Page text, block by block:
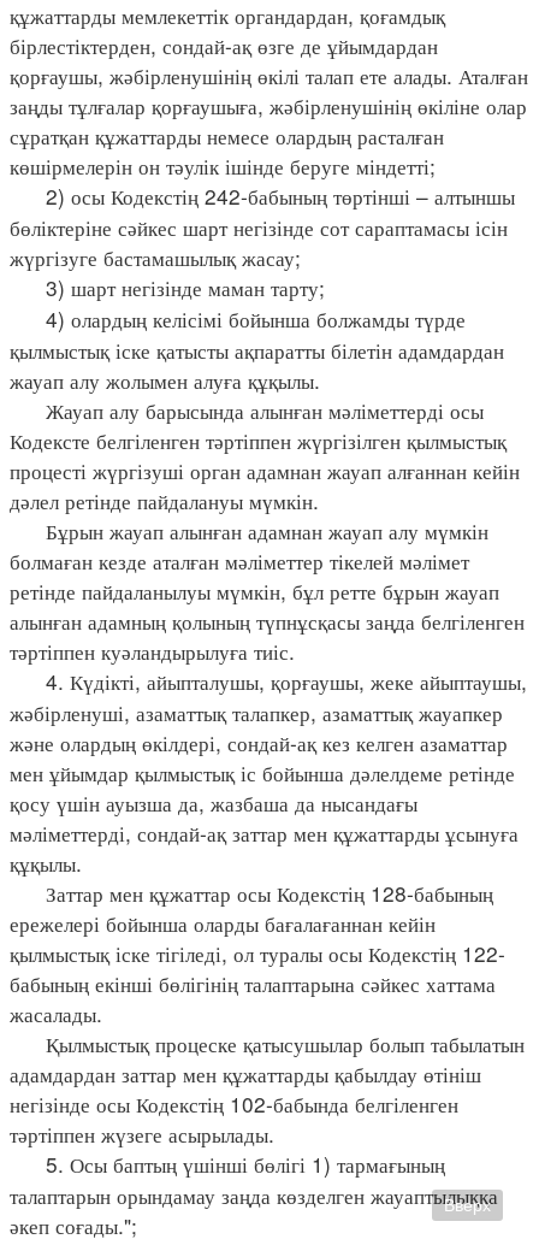
құжаттарды мемлекеттік органдардан, қоғамдық
бірлестіктерден, сондай-ақ өзге де ұйымдардан
қорғаушы, жәбірленушінің өкілі талап ете алады. Аталған
заңды тұлғалар қорғаушыға, жәбірленушінің өкіліне олар
сұратқан құжаттарды немесе олардың расталған
көшірмелерін он тәулік ішінде беруге міндетті;
2) осы Кодекстің 242-бабының төртінші – алтыншы
бөліктеріне сәйкес шарт негізінде сот сараптамасы ісін
жүргізуге бастамашылық жасау;
3) шарт негізінде маман тарту;
4) олардың келісімі бойынша болжамды түрде
қылмыстық іске қатысты ақпаратты білетін адамдардан
жауап алу жолымен алуға құқылы.
Жауап алу барысында алынған мәліметтерді осы
Кодексте белгіленген тәртіппен жүргізілген қылмыстық
процесті жүргізуші орган адамнан жауап алғаннан кейін
дәлел ретінде пайдалануы мүмкін.
Бұрын жауап алынған адамнан жауап алу мүмкін
болмаған кезде аталған мәліметтер тікелей мәлімет
ретінде пайдаланылуы мүмкін, бұл ретте бұрын жауап
алынған адамның қолының түпнұсқасы заңда белгіленген
тәртіппен куәландырылуға тиіс.
4. Күдікті, айыпталушы, қорғаушы, жеке айыптаушы,
жәбірленуші, азаматтық талапкер, азаматтық жауапкер
және олардың өкілдері, сондай-ақ кез келген азаматтар
мен ұйымдар қылмыстық іс бойынша дәлелдеме ретінде
қосу үшін ауызша да, жазбаша да нысандағы
мәліметтерді, сондай-ақ заттар мен құжаттарды ұсынуға
құқылы.
Заттар мен құжаттар осы Кодекстің 128-бабының
ережелері бойынша оларды бағалағаннан кейін
қылмыстық іске тігіледі, ол туралы осы Кодекстің 122-
бабының екінші бөлігінің талаптарына сәйкес хаттама
жасалады.
Қылмыстық процеске қатысушылар болып табылатын
адамдардан заттар мен құжаттарды қабылдау өтініш
негізінде осы Кодекстің 102-бабында белгіленген
тәртіппен жүзеге асырылады.
5. Осы баптың үшінші бөлігі 1) тармағының
талаптарын орындамау заңда көзделген жауаптылыққа
әкеп соғады.";
Вверх